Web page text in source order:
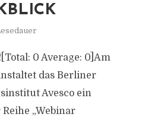
0 Average: 0]Am
das Berliner
Avesco ein
„Webinar